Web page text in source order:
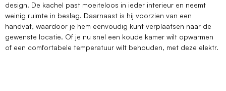
design. De kachel past moeiteloos in ieder interieur en neemt
weinig ruimte in beslag. Daarnaast is hij voorzien van een
handvat, waardoor je hem eenvoudig kunt verplaatsen naar de
gewenste locatie. Of je nu snel een koude kamer wilt opwarmen
of een comfortabele temperatuur wilt behouden, met deze elektr.